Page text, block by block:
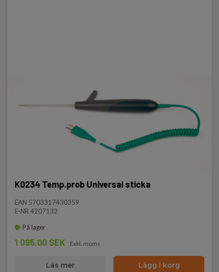
K0234 Temp.prob Universal sticka
EAN 5703317430359
E-NR 4207132
På lager
1 095,00 SEK Exkl. moms
Läs mer Lägg i korg